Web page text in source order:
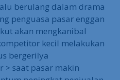
berulang dalam drama
penguasa pasar enggan
akan mengkanibal
kecil melakukan
bergerilya
> saat pasar makin